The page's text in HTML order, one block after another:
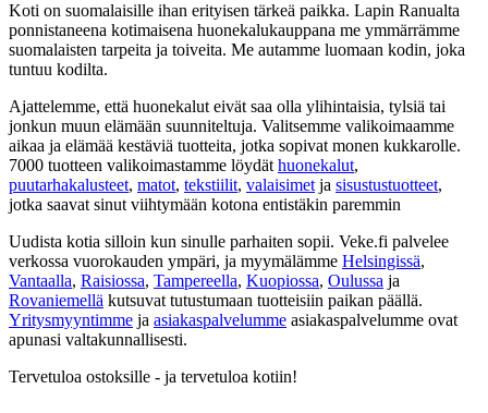
Koti on suomalaisille ihan erityisen tärkeä paikka. Lapin Ranualta
ponnistaneena kotimaisena huonekalukauppana me ymmärrämme
suomalaisten tarpeita ja toiveita. Me autamme luomaan kodin, joka
tuntuu kodilta.
Ajattelemme, että huonekalut eivät saa olla ylihintaisia, tylsiä tai
jonkun muun elämään suunniteltuja. Valitsemme valikoimaamme
aikaa ja elämää kestäviä tuotteita, jotka sopivat monen kukkarolle.
7000 tuotteen valikoimastamme löydät huonekalut,
puutarhakalusteet, matot, tekstiilit, valaisimet ja sisustustuotteet,
jotka saavat sinut viihtymään kotona entistäkin paremmin
Uudista kotia silloin kun sinulle parhaiten sopii. Veke.fi palvelee
verkossa vuorokauden ympäri, ja myymälämme Helsingissä,
Vantaalla, Raisiossa, Tampereella, Kuopiossa, Oulussa ja
Rovaniemellä kutsuvat tutustumaan tuotteisiin paikan päällä.
Yritysmyyntimme ja asiakaspalvelumme asiakaspalvelumme ovat
apunasi valtakunnallisesti.
Tervetuloa ostoksille - ja tervetuloa kotiin!